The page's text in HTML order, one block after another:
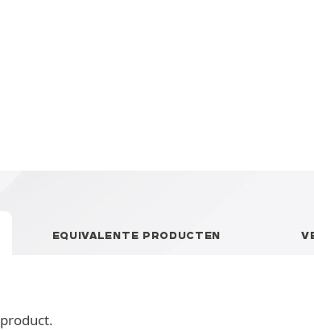
EQUIVALENTE PRODUCTEN